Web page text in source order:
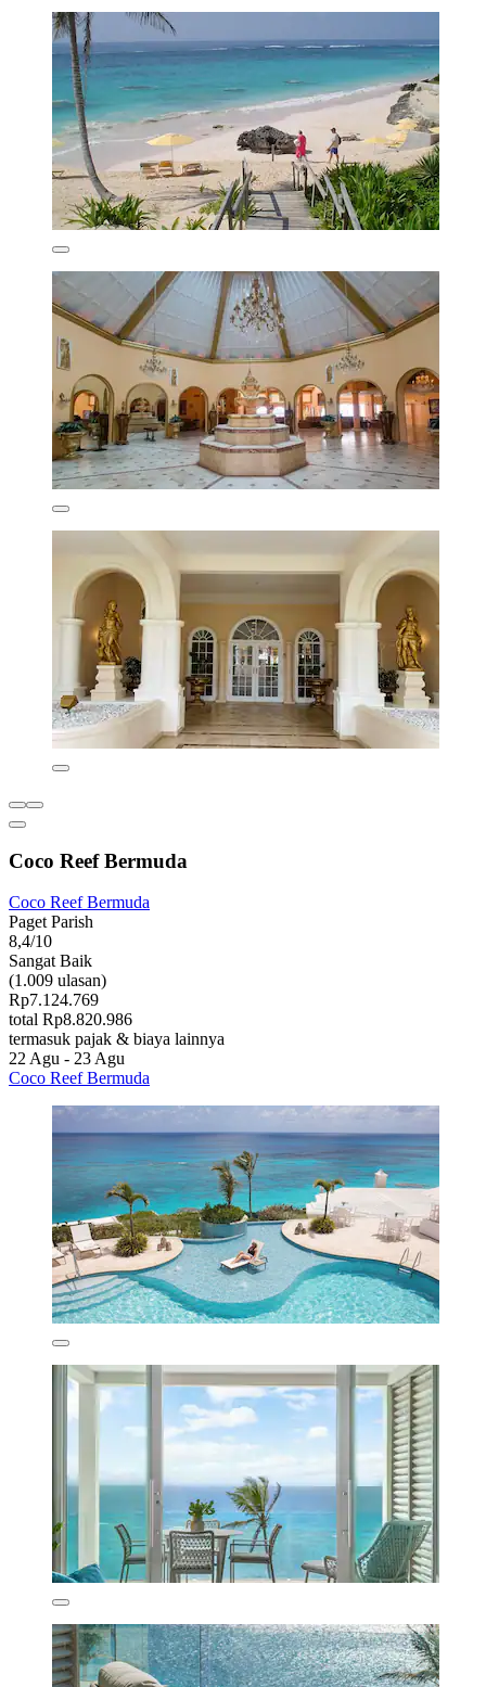
Coco Reef Bermuda
Coco Reef Bermuda
Paget Parish
8,4/10
Sangat Baik
(1.009 ulasan)
Rp7.124.769
total Rp8.820.986
termasuk pajak & biaya lainnya
22 Agu - 23 Agu
Coco Reef Bermuda